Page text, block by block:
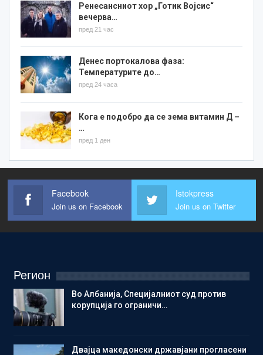
Ренесансниот хор „Готик Војсис“
вечерва…
пред 21 час
Денес портокалова фаза:
Температурите до…
пред 24 часа
Кога е подобро да се зема витамин Д –
…
пред 1 ден
Facebook
Join us on Facebook
Istokpress
Join us on Twitter
Регион
Во Албанија, Специјалниот суд против
корупција го ограничи…
Двајца македонски државјани прогласени